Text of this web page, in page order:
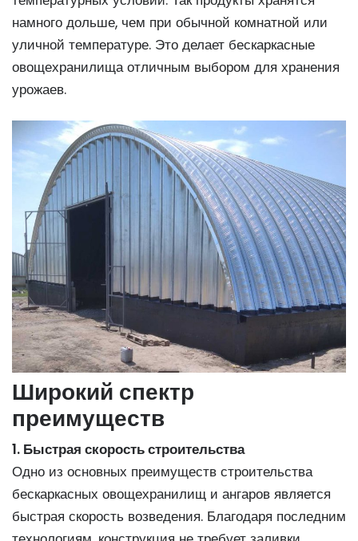
намного дольше, чем при обычной комнатной или
уличной температуре. Это делает бескаркасные
овощехранилища отличным выбором для хранения
урожаев.
Широкий спектр
преимуществ
1. Быстрая скорость строительства
Одно из основных преимуществ строительства
бескаркасных овощехранилищ и ангаров является
быстрая скорость возведения. Благодаря последним